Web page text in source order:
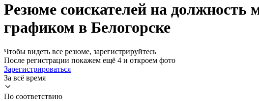
Резюме соискателей на должность
графиком в Белогорске
Чтобы видеть все резюме, зарегистрируйтесь
После регистрации покажем ещё 4 и откроем фото
Зарегистрироваться
За всё время
По соответствию